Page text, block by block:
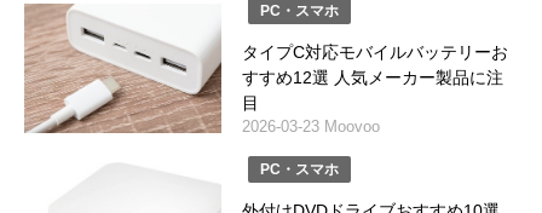
PC・スマホ
タイプC対応モバイルバッテリーお
すすめ12選 人気メーカー製品に注
目
2026-03-23 Moovoo
PC・スマホ